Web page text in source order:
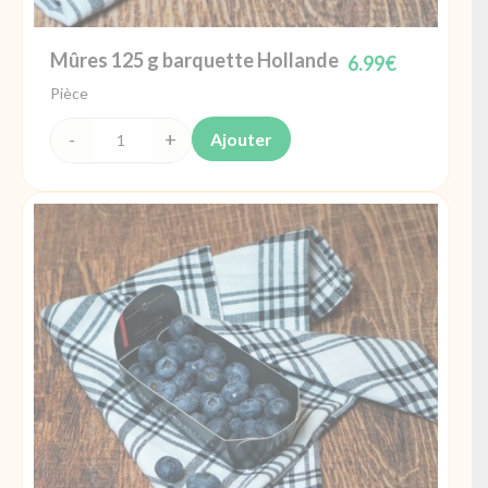
Mûres 125 g barquette Hollande 6.99€
Pièce
quantité
Mûres 125
g
barquette
Hollande
Ajouter